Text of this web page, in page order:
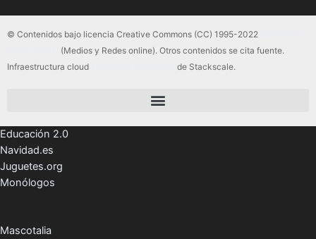
© Contenidos bajo licencia Creative Commons (CC) 1995-2022
(Medios y Redes online). Otros contenidos se cita fuente.
Infraestructura cloud
de Stackscale.
Educación 2.0
Navidad.es
Juguetes.org
Monólogos
Mascotalia